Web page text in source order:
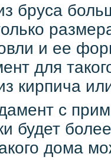
бруса
и ее
для
кирпича
с
будет
дома